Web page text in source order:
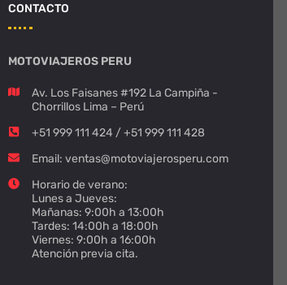
CONTACTO
MOTOVIAJEROS PERU
Av. Los Faisanes #192 La Campiña -
Chorrillos Lima – Perú
+51 999 111 424 / +51 999 111 428
Email: ventas@motoviajerosperu.com
Horario de verano:
Lunes a Jueves:
Mañanas: 9:00h a 13:00h
Tardes: 14:00h a 18:00h
Viernes: 9:00h a 16:00h
Atención previa cita.